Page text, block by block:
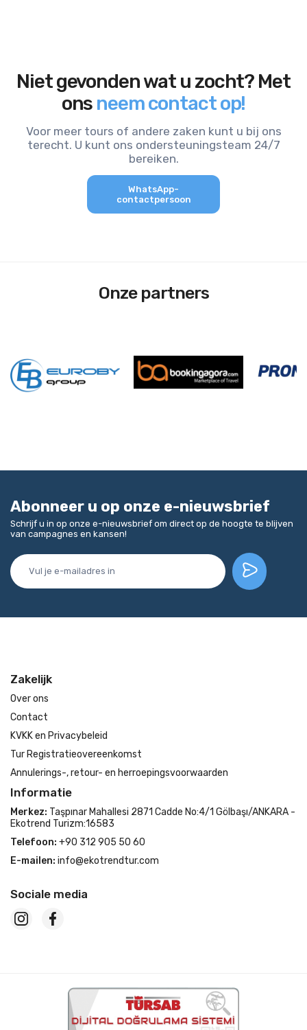
Niet gevonden wat u zocht? Met
ons neem contact op!
Voor meer tours of andere zaken kunt u bij ons
terecht. U kunt ons ondersteuningsteam 24/7
bereiken.
WhatsApp-
contactpersoon
Onze partners
Abonneer u op onze e-nieuwsbrief
Schrijf u in op onze e-nieuwsbrief om direct op de hoogte te blijven
van campagnes en kansen!
Zakelijk
Over ons
Contact
KVKK en Privacybeleid
Tur Registratieovereenkomst
Annulerings-, retour- en herroepingsvoorwaarden
Informatie
Merkez: Taşpınar Mahallesi 2871 Cadde No:4/1 Gölbaşı/ANKARA -
Ekotrend Turizm:16583
Telefoon: +90 312 905 50 60
E-mailen: info@ekotrendtur.com
Sociale media